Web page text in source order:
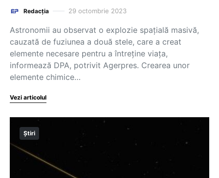
Redacția 29 octombrie 2023
Astronomii au observat o explozie spaţială masivă,
cauzată de fuziunea a două stele, care a creat
elemente necesare pentru a întreţine viaţa,
informează DPA, potrivit Agerpres. Crearea unor
elemente chimice…
Vezi articolul
Știri